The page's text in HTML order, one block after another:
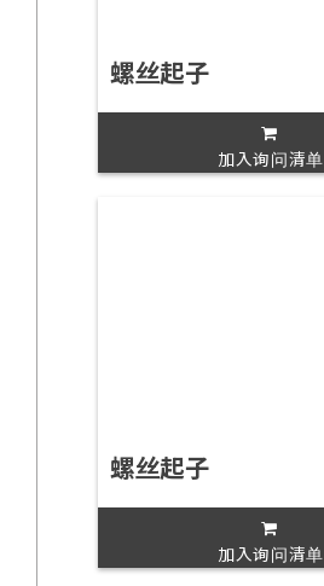
螺丝起子
加入询问清单
螺丝起子
加入询问清单